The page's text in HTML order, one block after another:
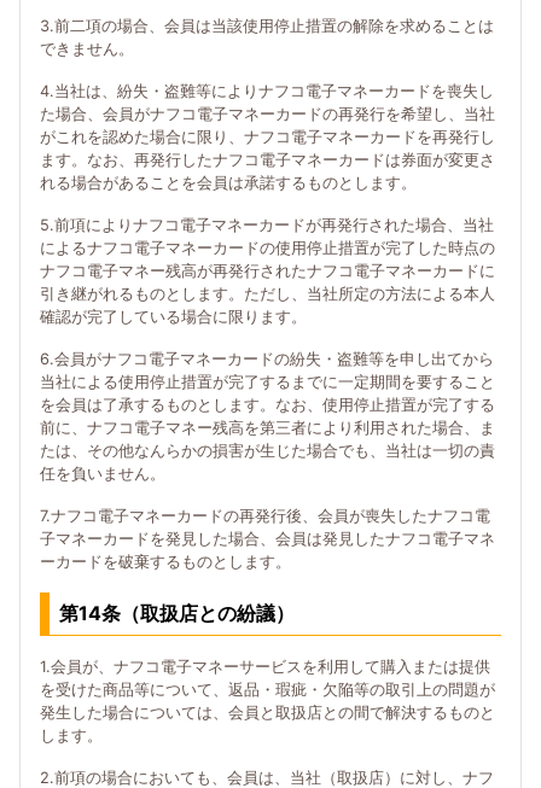
3.前二項の場合、会員は当該使用停止措置の解除を求めることは
できません。
4.当社は、紛失・盗難等によりナフコ電子マネーカードを喪失し
た場合、会員がナフコ電子マネーカードの再発行を希望し、当社
がこれを認めた場合に限り、ナフコ電子マネーカードを再発行し
ます。なお、再発行したナフコ電子マネーカードは券面が変更さ
れる場合があることを会員は承諾するものとします。
5.前項によりナフコ電子マネーカードが再発行された場合、当社
によるナフコ電子マネーカードの使用停止措置が完了した時点の
ナフコ電子マネー残高が再発行されたナフコ電子マネーカードに
引き継がれるものとします。ただし、当社所定の方法による本人
確認が完了している場合に限ります。
6.会員がナフコ電子マネーカードの紛失・盗難等を申し出てから
当社による使用停止措置が完了するまでに一定期間を要すること
を会員は了承するものとします。なお、使用停止措置が完了する
前に、ナフコ電子マネー残高を第三者により利用された場合、ま
たは、その他なんらかの損害が生じた場合でも、当社は一切の責
任を負いません。
7.ナフコ電子マネーカードの再発行後、会員が喪失したナフコ電
子マネーカードを発見した場合、会員は発見したナフコ電子マネ
ーカードを破棄するものとします。
第14条（取扱店との紛議）
1.会員が、ナフコ電子マネーサービスを利用して購入または提供
を受けた商品等について、返品・瑕疵・欠陥等の取引上の問題が
発生した場合については、会員と取扱店との間で解決するものと
します。
2.前項の場合においても、会員は、当社（取扱店）に対し、ナフ